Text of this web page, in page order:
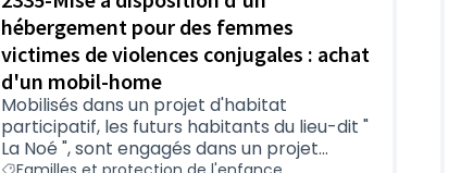
hébergement pour des femmes
victimes de violences conjugales : achat
d'un mobil-home
Mobilisés dans un projet d'habitat
participatif, les futurs habitants du lieu-dit "
La Noé ", sont engagés dans un projet...